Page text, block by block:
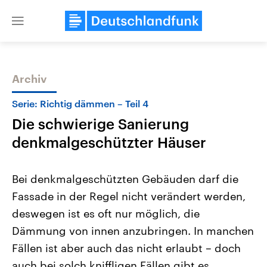
Close
Themen
Landtagswahl Sachsen-Anhalt
2026
Alle Informationen
Sachsen-Anhalt wählt am 6.
September 2026 einen neuen
Landtag. Seit 2021 wird das
Bundesland von einer Koalition aus
USA
Aktuelle Beiträge,
Hintergründe
Wirtschaftlich und
gehören die Vereinigten
den mächtigsten Ländern
mit großem Einfluss auf
Archiv
Serie: Richtig dämmen – Teil 4
Die schwierige Sanierung
denkmalgeschützter Häuser
Bei denkmalgeschützten Gebäuden darf die
Fassade in der Regel nicht verändert werden,
deswegen ist es oft nur möglich, die
Dämmung von innen anzubringen. In manchen
Fällen ist aber auch das nicht erlaubt – doch